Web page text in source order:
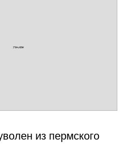
из пермского